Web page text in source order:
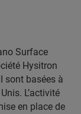
Surface
Hysitron
sont basées à
L’activité
en place de